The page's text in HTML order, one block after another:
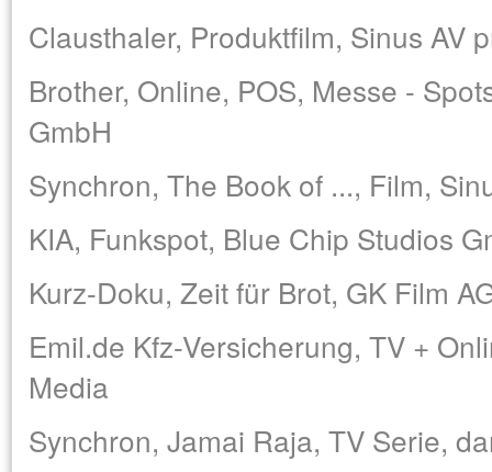
Clausthaler, Produktfilm, Sinus AV
Brother, Online, POS, Messe -
GmbH
Synchron, The Book of ..., Film,
KIA, Funkspot, Blue Chip Studios
Kurz-Doku, Zeit für Brot, GK Film
Emil.de Kfz-Versicherung, TV +
Media
Synchron, Jamai Raja, TV Serie,